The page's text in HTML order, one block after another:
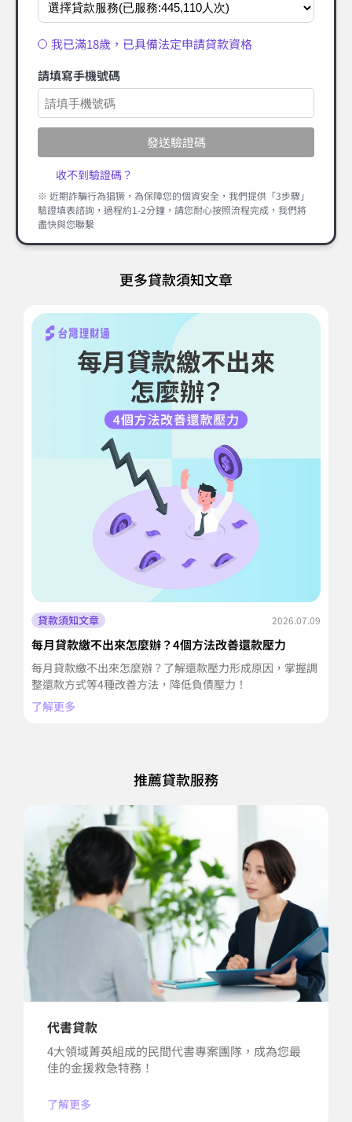
我已滿18歲，已具備法定申請貸款資格
請填寫手機號碼
發送驗證碼
收不到驗證碼？
※ 近期詐騙行為猖獗，為保障您的個資安全，我們提供「3步驟」
驗證填表諮詢，過程約1-2分鐘，請您耐心按照流程完成，我們將
盡快與您聯繫
更多貸款須知文章
貸款須知文章 2026.07.09
每月貸款繳不出來怎麼辦？4個方法改善還款壓力
每月貸款繳不出來怎麼辦？了解還款壓力形成原因，掌握調
整還款方式等4種改善方法，降低負債壓力！
了解更多
推薦貸款服務
代書貸款
4大領域菁英組成的民間代書專案團隊，成為您最
佳的金援救急特務！
了解更多